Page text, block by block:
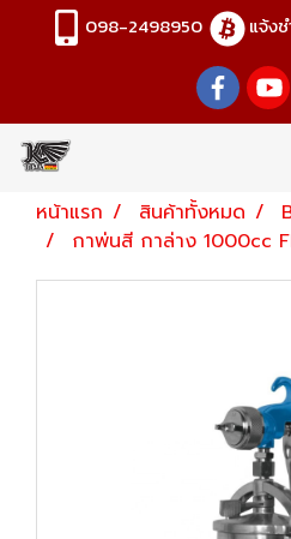
098-2498950 แจ้งช
หน้าแรก สินค้าทั้งหมด
กาพ่นสี กาล่าง 1000cc